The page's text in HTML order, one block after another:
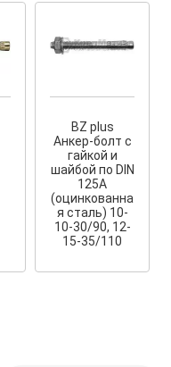
BZ plus
Анкер-болт с
гайкой и
шайбой по DIN
125A
(оцинкованна
я сталь) 10-
10-30/90, 12-
15-35/110